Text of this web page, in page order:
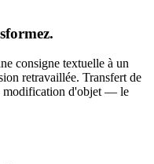
consigne textuelle à un
retravaillée. Transfert de
modification d'objet — le